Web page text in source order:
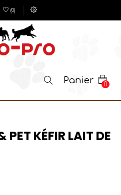
(0)
Panier 0
PET KÉFIR LAIT DE